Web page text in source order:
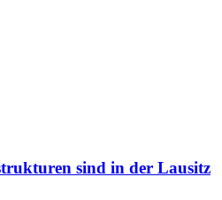
sind in der Lausitz